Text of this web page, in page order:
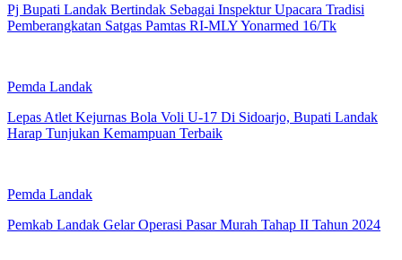
Pj Bupati Landak Bertindak Sebagai Inspektur Upacara Tradisi
Pemberangkatan Satgas Pamtas RI-MLY Yonarmed 16/Tk
Pemda Landak
Lepas Atlet Kejurnas Bola Voli U-17 Di Sidoarjo, Bupati Landak
Harap Tunjukan Kemampuan Terbaik
Pemda Landak
Pemkab Landak Gelar Operasi Pasar Murah Tahap II Tahun 2024